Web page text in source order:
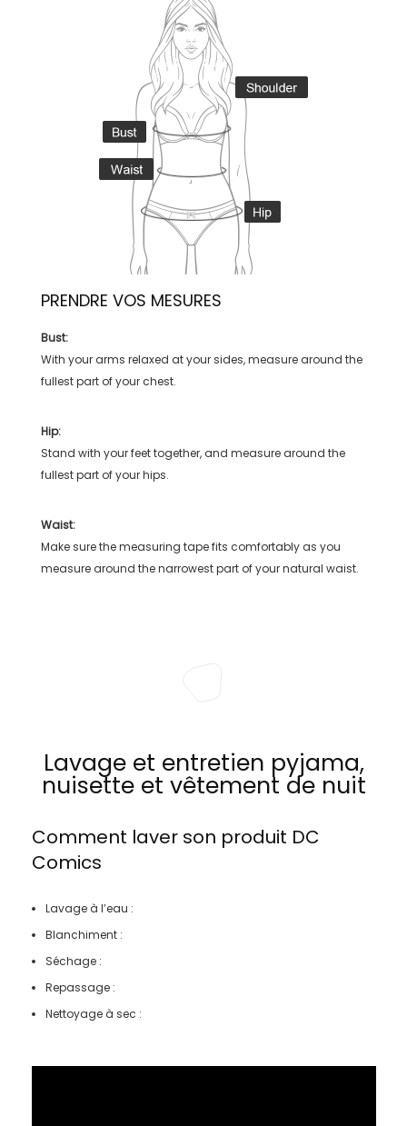
PRENDRE VOS MESURES
Bust:
With your arms relaxed at your sides, measure around the
fullest part of your chest.
Hip:
Stand with your feet together, and measure around the
fullest part of your hips.
Waist:
Make sure the measuring tape fits comfortably as you
measure around the narrowest part of your natural waist.
Lavage et entretien pyjama,
nuisette et vêtement de nuit
Comment laver son produit DC
Comics
Lavage à l’eau :
Blanchiment :
Séchage :
Repassage :
Nettoyage à sec :